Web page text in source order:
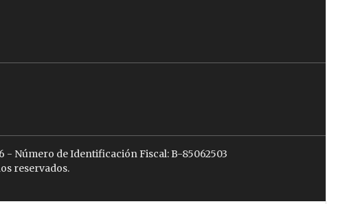
- Número de Identificación Fiscal: B-85062503
reservados.